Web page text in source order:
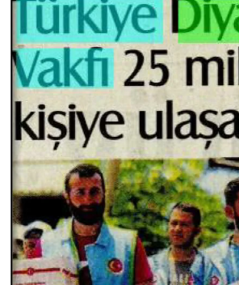
Gümüşhane Müftülüğü
Hakkari Müftülüğü
Hatay Müftülüğü
Iğdır Müftülüğü
Isparta Müftülüğü
İstanbul Müftülüğü
İzmir Müftülüğü